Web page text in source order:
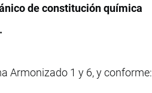
de constitución química
Armonizado 1 y 6, y conforme: